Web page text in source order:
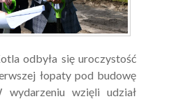
odbyła się uroczystość
łopaty pod budowę
wydarzeniu wzięli udział